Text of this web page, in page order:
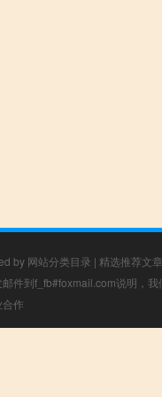
by 网站分类目录 | 精选推荐文章
件到f_fb#foxmail.com说明，
作